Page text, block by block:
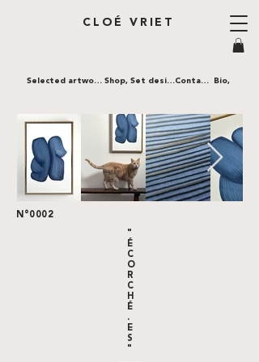
CLOÉ VRIET
Contact,
Selected artworks, Shop, Set design, Bio,
N°0002
"
É
C
O
R
C
H
É
.
E
S
"